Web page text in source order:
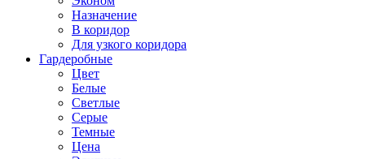
Назначение
В коридор
Для узкого коридора
Гардеробные
Цвет
Белые
Светлые
Серые
Темные
Цена